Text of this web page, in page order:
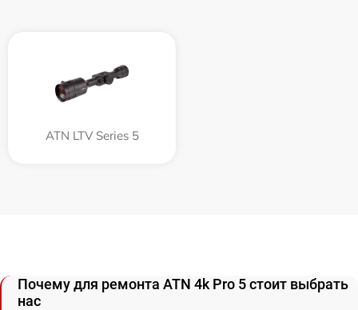
ATN LTV Series 5
Почему для ремонта ATN 4k Pro 5 стоит выбрать
нас